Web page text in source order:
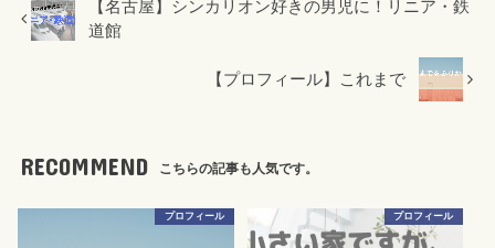
【名古屋】シンカリオン好きの男児に！リニア・鉄
道館
【プロフィール】これまで
RECOMMEND こちらの記事も人気です。
プロフィール プロフィール